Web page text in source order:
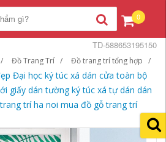
0
Đồ Trang Trí Đồ trang trí tổng hợp
Đại học ký túc xá dán cửa toàn bộ
giấy dán tường ký túc xá tự dán dán
trí ha noi mua đồ gỗ trang trí
TD-588653195150